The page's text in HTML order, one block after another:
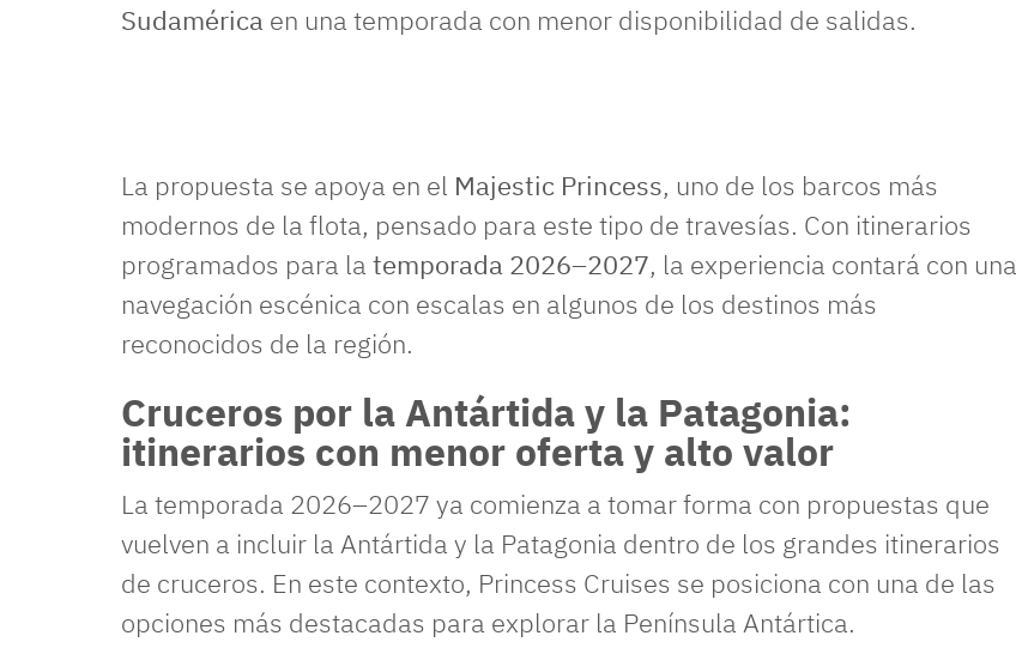
Sudamérica en una temporada con menor disponibilidad de salidas.
La propuesta se apoya en el Majestic Princess, uno de los barcos más
modernos de la flota, pensado para este tipo de travesías. Con itinerarios
programados para la temporada 2026–2027, la experiencia contará con una
navegación escénica con escalas en algunos de los destinos más
reconocidos de la región.
Cruceros por la Antártida y la Patagonia:
itinerarios con menor oferta y alto valor
La temporada 2026–2027 ya comienza a tomar forma con propuestas que
vuelven a incluir la Antártida y la Patagonia dentro de los grandes itinerarios
de cruceros. En este contexto, Princess Cruises se posiciona con una de las
opciones más destacadas para explorar la Península Antártica.